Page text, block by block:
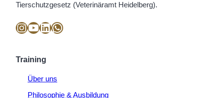
Tierschutzgesetz (Veterinäramt Heidelberg).
InstagramYouTube LinkedIn WhatsApp
Training
Über uns
Philosophie & Ausbildung